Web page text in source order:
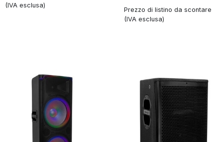
(IVA esclusa)
Prezzo di listino da scontare
(IVA esclusa)